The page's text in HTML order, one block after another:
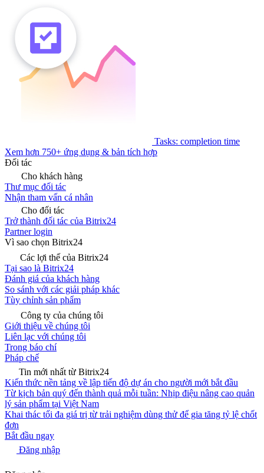
Tasks: completion time
Xem hơn 750+ ứng dụng & bản tích hợp
Đối tác
Cho khách hàng
Thư mục đối tác
Nhận tham vấn cá nhân
Cho đối tác
Trở thành đối tác của Bitrix24
Partner login
Vì sao chọn Bitrix24
Các lợi thế của Bitrix24
Tại sao là Bitrix24
Đánh giá của khách hàng
So sánh với các giải pháp khác
Tùy chỉnh sản phẩm
Công ty của chúng tôi
Giới thiệu về chúng tôi
Liên lạc với chúng tôi
Trong báo chí
Pháp chế
Tin mới nhất từ Bitrix24
Kiến thức nền tảng về lập tiến độ dự án cho người mới bắt đầu
Từ kịch bản quý đến thành quả mỗi tuần: Nhịp điệu nâng cao quản
lý sản phẩm tại Việt Nam
Khai thác tối đa giá trị từ trải nghiệm dùng thử để gia tăng tỷ lệ chốt
đơn
Bắt đầu ngay
Đăng nhập